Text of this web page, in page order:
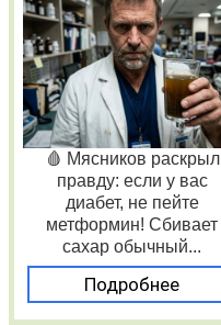
🩸 Мясников раскрыл
правду: если у вас
диабет, не пейте
метформин! Сбивает
сахар обычный...
Подробнее